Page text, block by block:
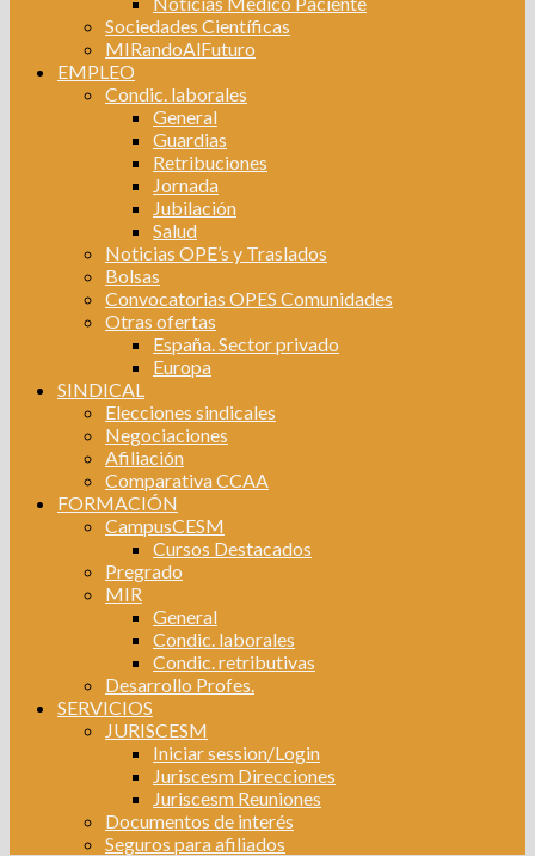
Sociedades Científicas
MIRandoAlFuturo
EMPLEO
Condic. laborales
General
Guardias
Retribuciones
Jornada
Jubilación
Salud
Noticias OPE’s y Traslados
Bolsas
Convocatorias OPES Comunidades
Otras ofertas
España. Sector privado
Europa
SINDICAL
Elecciones sindicales
Negociaciones
Afiliación
Comparativa CCAA
FORMACIÓN
CampusCESM
Cursos Destacados
Pregrado
MIR
General
Condic. laborales
Condic. retributivas
Desarrollo Profes.
SERVICIOS
JURISCESM
Iniciar session/Login
Juriscesm Direcciones
Juriscesm Reuniones
Documentos de interés
Seguros para afiliados